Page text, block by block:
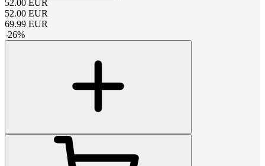
52.00 EUR
52.00 EUR
69.99 EUR
-26%